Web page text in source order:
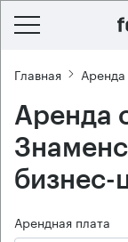
Главная
Аренда
бизнес-
Арендная плата